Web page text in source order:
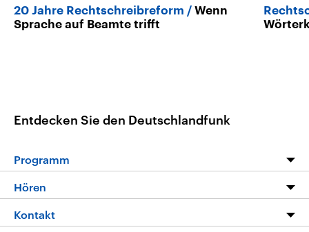
20 Jahre Rechtschreibreform
Wenn
Sprache auf Beamte trifft
Entdecken Sie den Deutschlandfunk
Programm
Programm
Die Nachrichten
Hören
Livestream
Kontakt